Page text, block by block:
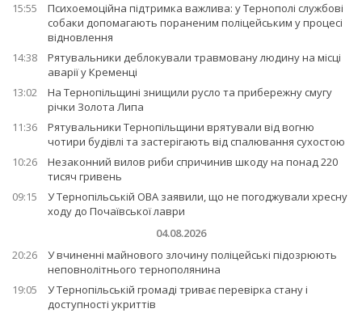
15:55
Психоемоційна підтримка важлива: у Тернополі службові
собаки допомагають пораненим поліцейським у процесі
відновлення
14:38
Рятувальники деблокували травмовану людину на місці
аварії у Кременці
13:02
На Тернопільщині знищили русло та прибережну смугу
річки Золота Липа
11:36
Рятувальники Тернопільщини врятували від вогню
чотири будівлі та застерігають від спалювання сухостою
10:26
Незаконний вилов риби спричинив шкоду на понад 220
тисяч гривень
09:15
У Тернопільській ОВА заявили, що не погоджували хресну
ходу до Почаївської лаври
04.08.2026
20:26
У вчиненні майнового злочину поліцейські підозрюють
неповнолітнього тернополянина
19:05
У Тернопільській громаді триває перевірка стану і
доступності укриттів